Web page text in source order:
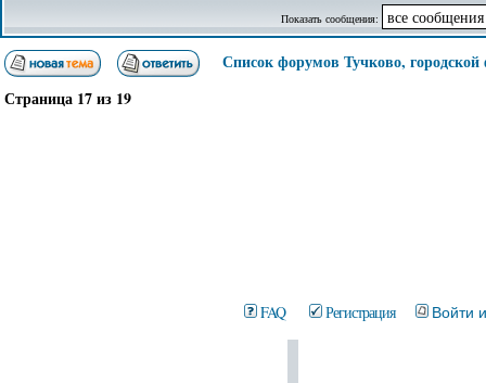
Показать сообщения:
Список форумов Тучково,
Страница 17из 19
FAQ Регистрация Войти